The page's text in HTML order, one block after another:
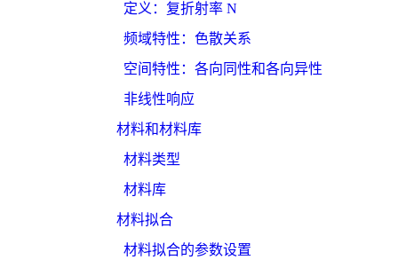
定义：复折射率 N
频域特性：色散关系
空间特性：各向同性和各向异性
非线性响应
材料和材料库
材料类型
材料库
材料拟合
材料拟合的参数设置